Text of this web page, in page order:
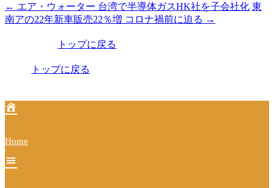
投
稿
ー
ョ
ン
← エア・ウォーター 台湾で半導体ガスHK社を子会社化 東
南アの22年新車販売22％増 コロナ禍前に迫る →
トップに戻る
トップに戻る
Home